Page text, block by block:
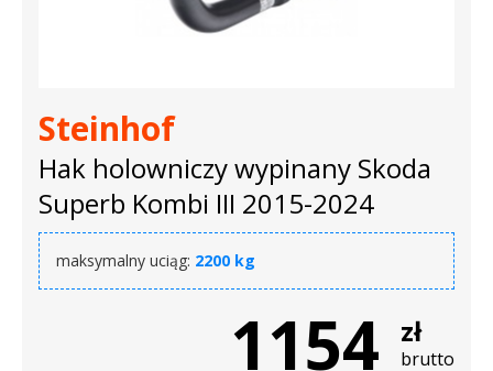
Steinhof
Hak holowniczy wypinany Skoda
Superb Kombi III 2015-2024
maksymalny uciąg: 2200 kg
1154 zł
brutto